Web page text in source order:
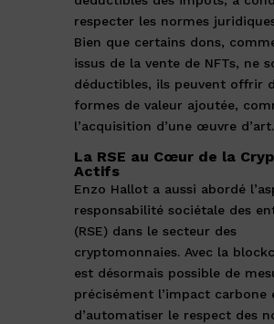
respecter les normes
Bien que certains dons,
issus de la vente de NFTs, ne
déductibles, ils peuvent offrir
formes de valeur ajoutée,
l’acquisition d’une œuvre d’art.
La RSE au Cœur de la
Actifs
Enzo Hallot a aussi abordé
responsabilité sociétale des
(RSE) dans le secteur des
cryptomonnaies. Avec la
est désormais possible de
précisément l’impact carbone
d’automatiser le respect des